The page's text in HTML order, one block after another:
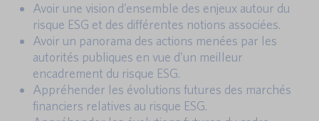
Avoir une vision d’ensemble des enjeux autour du
risque ESG et des différentes notions associées.
Avoir un panorama des actions menées par les
autorités publiques en vue d’un meilleur
encadrement du risque ESG.
Appréhender les évolutions futures des marchés
financiers relatives au risque ESG.